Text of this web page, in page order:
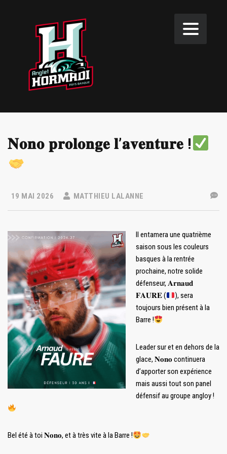
𝐍𝐨𝐧𝐨 𝐩𝐫𝐨𝐥𝐨𝐧𝐠𝐞 𝐥’𝐚𝐯𝐞𝐧𝐭𝐮𝐫𝐞 !
19 MAI 2026 MATTHIEU LALANNE
Il entamera une quatrième
saison sous les couleurs
basques à la rentrée
prochaine, notre solide
défenseur, 𝐀𝐫𝐧𝐚𝐮𝐝
𝐅𝐀𝐔𝐑𝐄 (
), sera
toujours bien présent à la
Barre !
Leader sur et en dehors de la
glace, 𝐍𝐨𝐧𝐨 continuera
d’apporter son expérience
mais aussi tout son panel
défensif au groupe angloy !
Bel été à toi 𝐍𝐨𝐧𝐨, et à très vite à la Barre !